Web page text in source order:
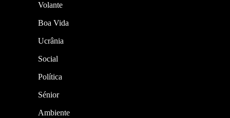
Volante
Boa Vida
Ucrânia
Social
Política
Sénior
Ambiente